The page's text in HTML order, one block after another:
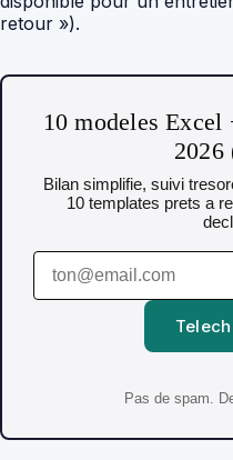
retour »).
10 modeles Excel
2026
Bilan simplifie, suivi
10 templates prets a
Pas de spam.